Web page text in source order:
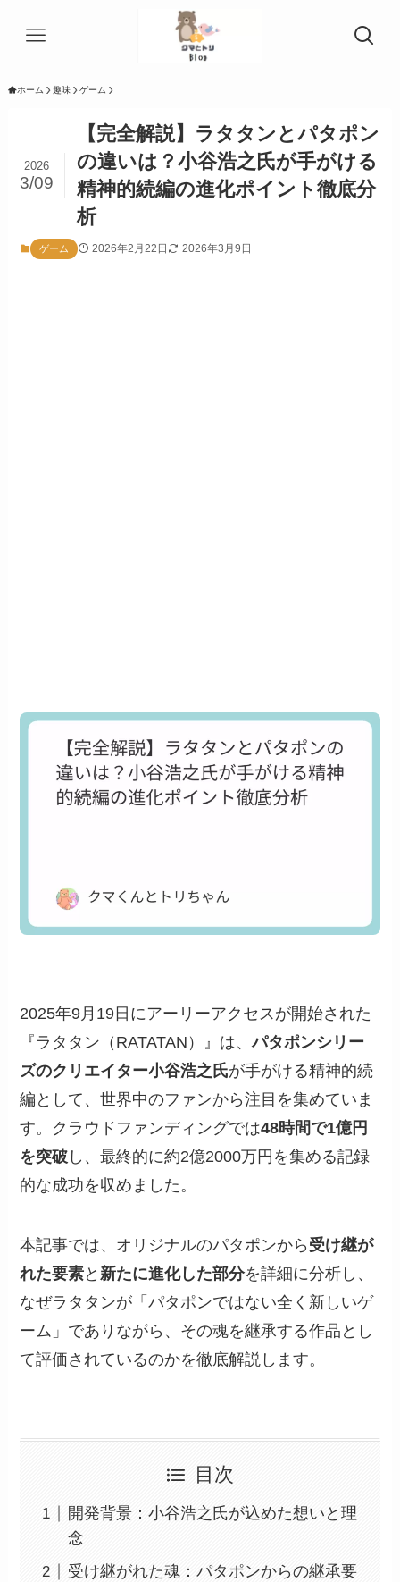
ホーム 趣味 ゲーム
【完全解説】ラタタンとパタポン
の違いは？小谷浩之氏が手がける
精神的続編の進化ポイント徹底分
析
2026
3/09
ゲーム 2026年2月22日 2026年3月9日
2025年9月19日にアーリーアクセスが開始された
『ラタタン（RATATAN）』は、パタポンシリー
ズのクリエイター小谷浩之氏が手がける精神的続
編として、世界中のファンから注目を集めていま
す。クラウドファンディングでは48時間で1億円
を突破 し、最終的に約2億2000万円を集める記録
的な成功を収めました。
本記事では、オリジナルのパタポンから 受け継が
れた要素と新たに進化した部分を詳細に分析し、
なぜラタタンが「パタポンではない全く新しいゲ
ーム」でありながら、その魂を継承する作品とし
て評価されているのかを徹底解説します。
目次
開発背景：小谷浩之氏が込めた想いと理
念
受け継がれた魂：パタポンからの継承要